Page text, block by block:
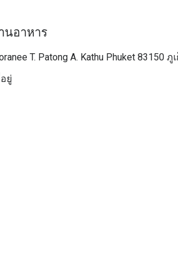
นอาหาร
T. Patong A. Kathu Phuket 83150 ภู
ยู่